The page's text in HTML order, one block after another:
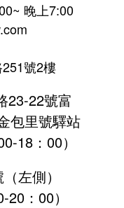
晚上7:00
號2樓
23-22號富
里號驛站
：00）
左側）
20：00）